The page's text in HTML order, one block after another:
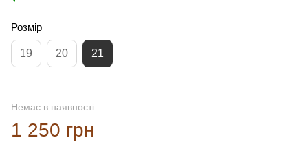
Розмір
19 20 21
Немає в наявності
1 250 грн